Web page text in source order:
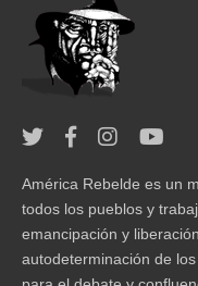
América Rebelde es un
todos los pueblos y
emancipación y
autodeterminación de